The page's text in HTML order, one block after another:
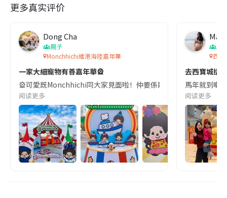
更多真实评价
Dong Cha
親子
Monchhichi維港海陸嘉年華
一家大細寵物有善嘉年華🎡
🎡可愛既Monchhichi同大家見面啦！仲要係寵物友善嘉年華
阅读更多
節
西寶
去西寶城搵
馬年就到喇
阅读更多